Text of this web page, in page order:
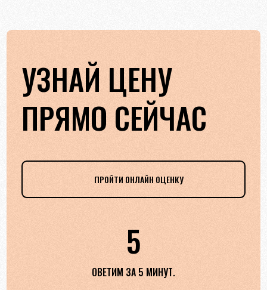
УЗНАЙ ЦЕНУ
ПРЯМО СЕЙЧАС
ПРОЙТИ ОНЛАЙН ОЦЕНКУ
5
ОВЕТИМ ЗА 5 МИНУТ.